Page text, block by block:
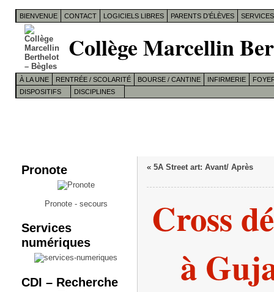
BIENVENUE CONTACT LOGICIELS LIBRES PARENTS D’ÉLÈVES
Collège Marcellin
À LA UNE RENTRÉE / SCOLARITÉ BOURSE / CANTINE INFIRMERIE
DISPOSITIFS
DISCIPLINES
Pronote
Pronote - secours
Services
numériques
CDI – Recherche
« 5A Street art: Avant/ Après
Cross
à